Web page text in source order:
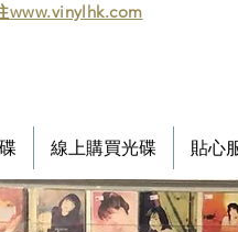
www.vinylhk.com
線上購買光碟 貼心